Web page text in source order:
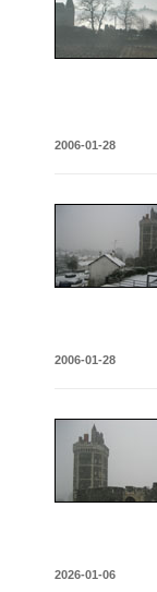
2006-01-28
2006-01-28
2026-01-06